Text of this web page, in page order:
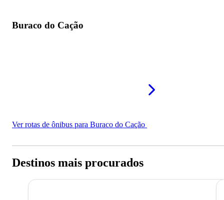
Buraco do Cação
Ver rotas de ônibus para Buraco do Cação
Destinos mais procurados